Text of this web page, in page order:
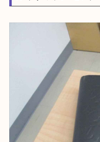
ルイヴィトン モ